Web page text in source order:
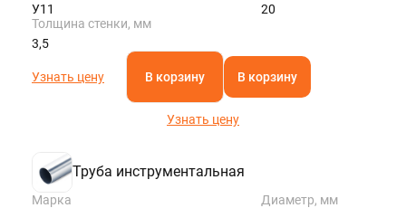
У11
20
Толщина стенки, мм
3,5
Узнать цену В корзину В корзину
Узнать цену
Труба инструментальная
Марка
Диаметр, мм